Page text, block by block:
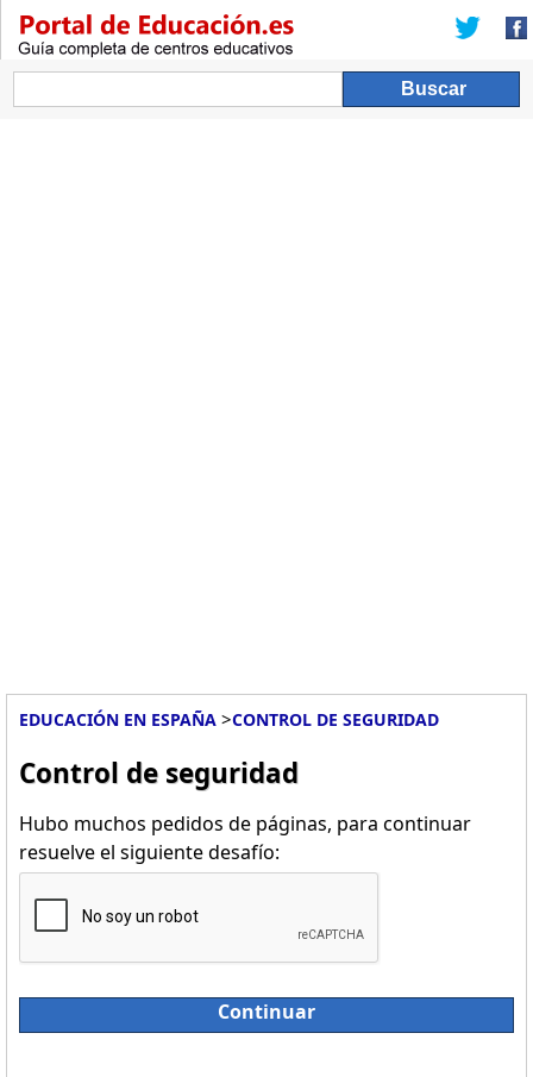
EDUCACIÓN EN ESPAÑA >CONTROL DE SEGURIDAD
Control de seguridad
Hubo muchos pedidos de páginas, para continuar
resuelve el siguiente desafío:
Continuar